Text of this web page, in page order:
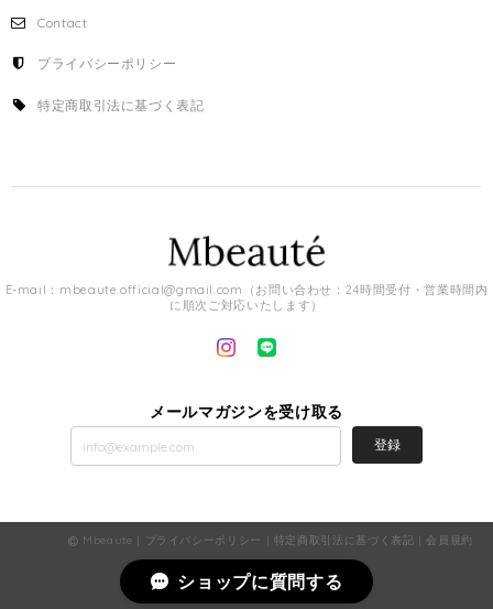
Contact
プライバシーポリシー
特定商取引法に基づく表記
E-mail： mbeaute.official@gmail.com
（お問い合わせ：24時間受付・営業時間内
に順次ご対応いたします）
メールマガジンを受け取る
登録
Mbeaute | プライバシーポリシー | 特定商取引法に基づく表記 |会員規約
ショップに質問する